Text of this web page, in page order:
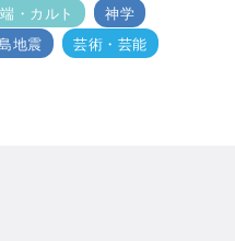
・カルト
神学
地震
芸術・芸能